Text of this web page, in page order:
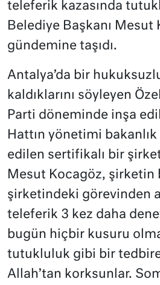
teleferik kazasında
Belediye Başkanı Mesut
gündemine taşıdı.
Antalya’da bir
kaldıklarını söyleyen
Parti döneminde inşa
Hattın yönetimi
edilen sertifikalı bir
Mesut Kocagöz, şirketin
şirketindeki görevinden
teleferik 3 kez daha
bugün hiçbir kusuru
tutukluluk gibi bir
Allah’tan korksunlar.